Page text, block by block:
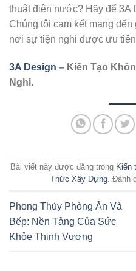
thuật điện nước? Hãy để 3A
Chúng tôi cam kết mang
nơi sự tiện nghi được ưu
3A Design – Kiến Tạo
Nghi.
Bài viết này được đăng trong Kiến
Thức Xây Dựng. Đánh
Phong Thủy Phòng Ăn Và
Bếp: Nền Tảng Của Sức
Khỏe Thịnh Vượng